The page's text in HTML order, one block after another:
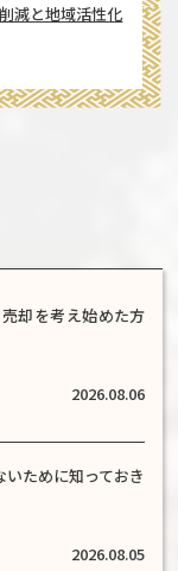
減と地域活性化
却を考え始めた方
2026.08.06
ために知っておき
2026.08.05